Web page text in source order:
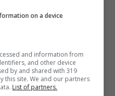
on a device
and information from
and other device
by and shared with 319
this site. We and our partners
List of partners.